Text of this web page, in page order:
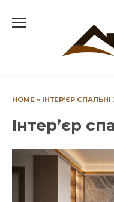
до
HOME » ІНТЕР’ЄР
Інтер’єр